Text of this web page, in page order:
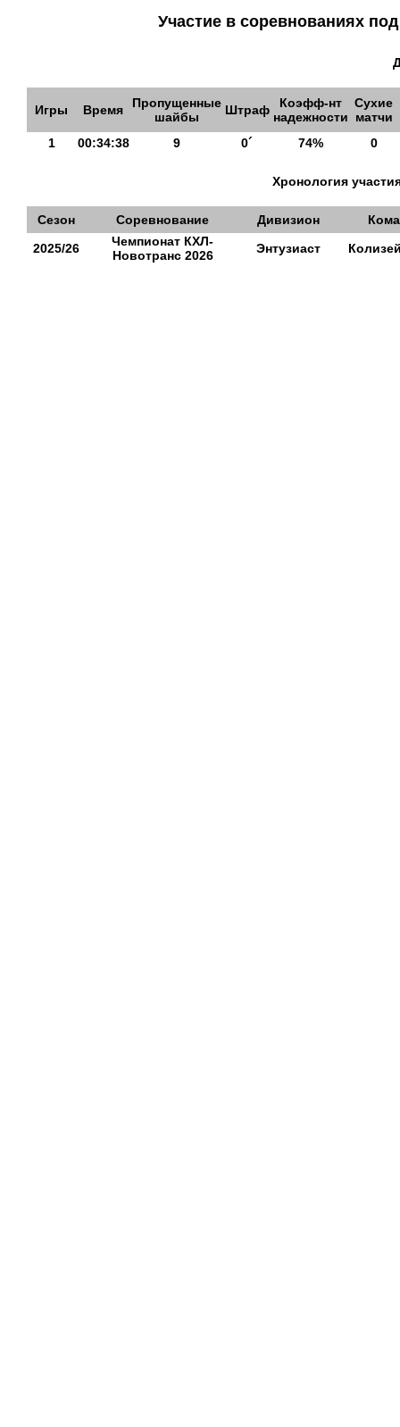
Участие в соревнованиях
Игры Время
Пропущенные
шайбы
Штраф
Коэфф-нт
надежности
Сухие
матчи
1
00:34:38 9 0´ 74% 0
Хронология
Сезон Соревнование Дивизион
2025/26
Чемпионат КХЛ-
Новотранс 2026
Энтузиаст